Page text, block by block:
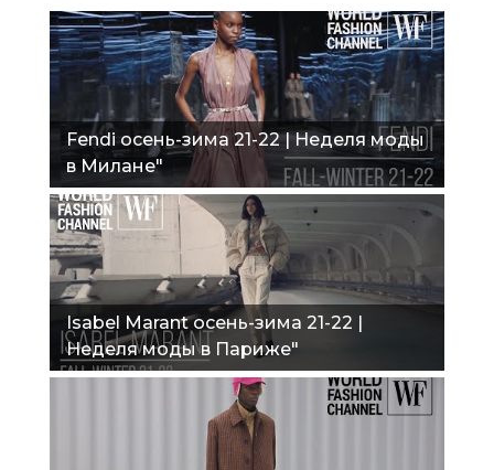
Fendi осень-зима 21-22 | Неделя моды
в Милане"
Isabel Marant осень-зима 21-22 |
Неделя моды в Париже"